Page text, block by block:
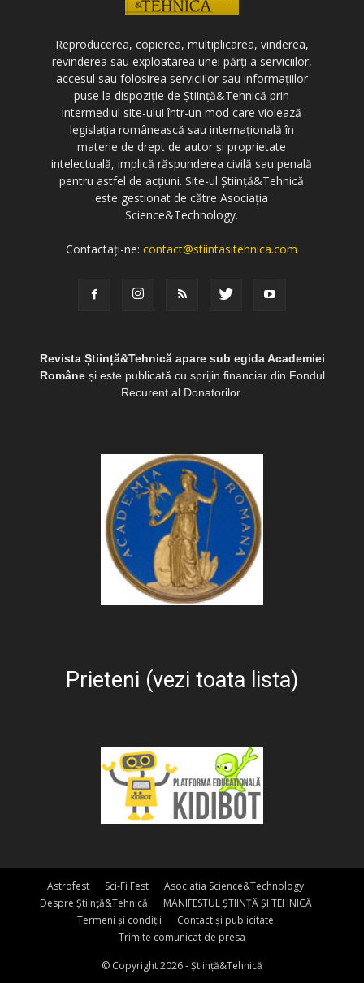
Reproducerea, copierea, multiplicarea, vinderea,
revinderea sau exploatarea unei părți a serviciilor,
accesul sau folosirea serviciilor sau informațiilor
puse la dispoziție de Știință&Tehnică prin
intermediul site-ului într-un mod care violează
legislația românească sau internațională în
materie de drept de autor și proprietate
intelectuală, implică răspunderea civilă sau penală
pentru astfel de acțiuni. Site-ul Știință&Tehnică
este gestionat de către Asociația
Science&Technology.
Contactați-ne:contact@stiintasitehnica.com
Revista Știință&Tehnică apare sub egida Academiei
Româneși este publicată cu sprijin financiar din Fondul
Recurent al Donatorilor.
Prieteni (vezi toata lista)
Astrofest Sci-Fi Fest
Asociatia Science&Technology
Despre Știință&Tehnică
MANIFESTUL ȘTIINȚĂ ȘI TEHNICĂ
Termeni și condiții
Contact și publicitate
Trimite comunicat de presa
© Copyright 2026 - Știință&Tehnică